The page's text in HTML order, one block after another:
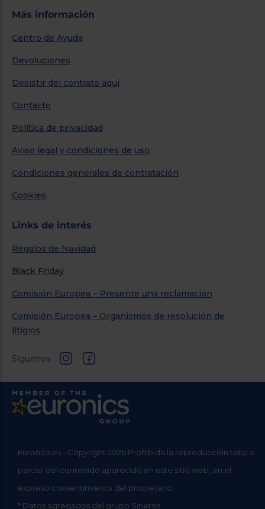
Más información
Centro de Ayuda
Devoluciones
Desistir del contrato aquí
Contacto
Política de privacidad
Aviso legal y condiciones de uso
Condiciones generales de contratación
Cookies
Links de interés
Regalos de Navidad
Black Friday
Comisión Europea – Presente una reclamación
Comisión Europea – Organismos de resolución de
litigios
Síguenos
Euronics.es - Copyright 2026 Prohibida la reproducción total o
parcial del contenido aparecido en este sitio web, sin el
expreso consentimiento del propietario.
* Datos agregados del grupo Sinersis